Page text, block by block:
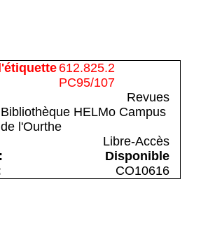
612.825.2
PC95/107
Revues
Bibliothèque HELMo Campus
de l'Ourthe
Libre-Accès
Disponible
CO10616